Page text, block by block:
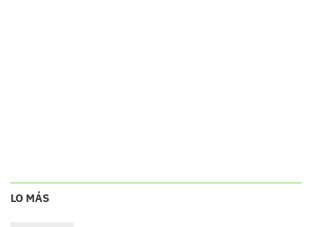
LO MÁS